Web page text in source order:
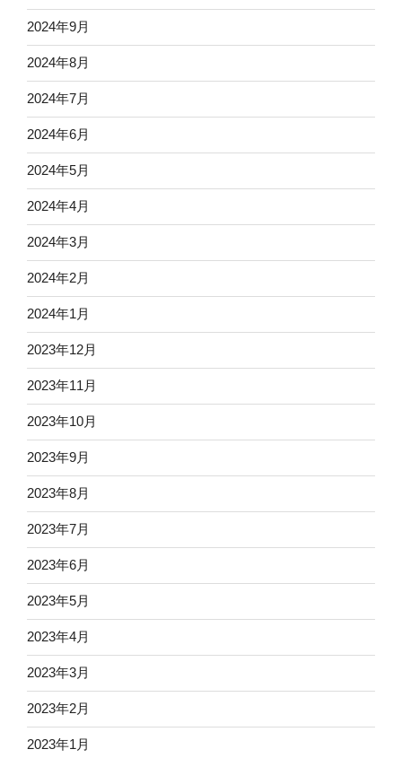
2024年9月
2024年8月
2024年7月
2024年6月
2024年5月
2024年4月
2024年3月
2024年2月
2024年1月
2023年12月
2023年11月
2023年10月
2023年9月
2023年8月
2023年7月
2023年6月
2023年5月
2023年4月
2023年3月
2023年2月
2023年1月